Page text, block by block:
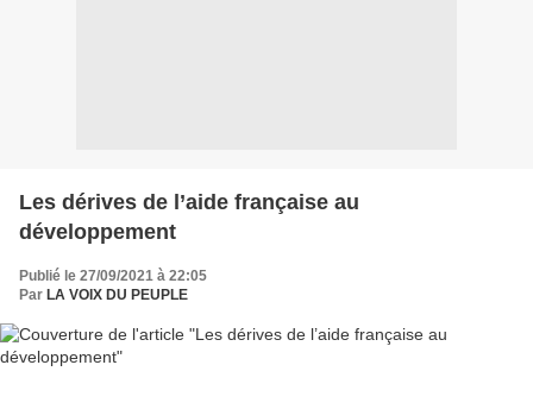
Les dérives de l’aide française au
développement
Publié le 27/09/2021 à 22:05
Par LA VOIX DU PEUPLE